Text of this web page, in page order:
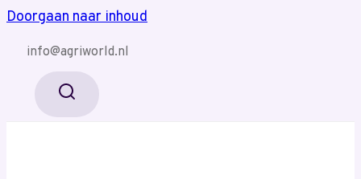
Doorgaan naar inhoud
info@agriworld.nl